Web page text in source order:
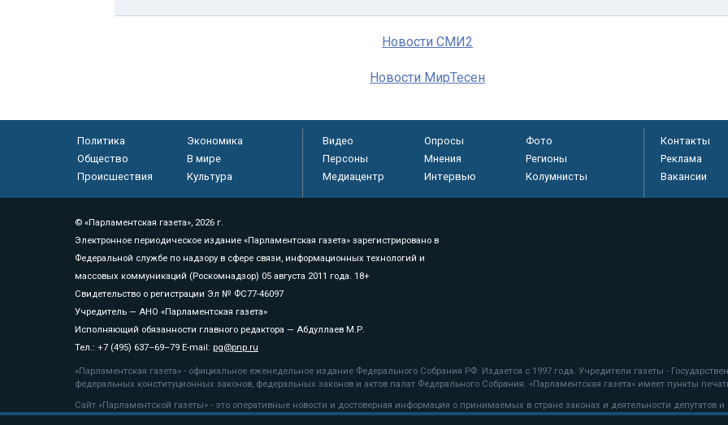
Новости СМИ2
Новости МирТесен
Политика
Экономика
Общество
В мире
Происшествия
Культура
Видео Опросы
Фото
Персоны
Мнения
Регионы
Медиацентр
Интервью Колумнисты
Контакты
Реклама
Вакансии
© «Парламентская газета», 2026 г.
Электронное периодическое издание «Парламентская газета» зарегистрировано в
Федеральной службе по надзору в сфере связи, информационных технологий и
массовых коммуникаций (Роскомнадзор) 05 августа 2011 года. 18+
Свидетельство о регистрации Эл № ФС77-46097
Учредитель — АНО «Парламентская газета»
Исполняющий обязанности главного редактора — Абдуллаев М.Р.
Тел.: +7 (495) 637–69–79 E-mail: pg@pnp.ru
«Парламентская газета» - официальное еженедельное издание Федерального Собрания РФ. Издается с 1997 года. Учредители газеты -
федеральных конституционных законов, федеральных законов и актов палат Федерального Собрания. «Парламентская газета» имеет пункты
Сайт «Парламентской газеты» - это оперативные новости и достоверная информация о принимаемых в стране законах и деятельности депутатов
«Парламентской газеты» активная ссылка на pnp.ru обязательна.